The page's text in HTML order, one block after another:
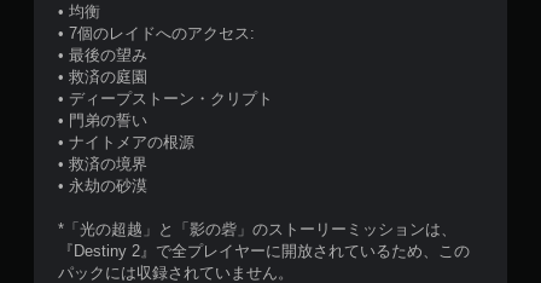
こ
と
な
く
ゲ
ー
ム
を
レ
イ
し
• 均衡
• 7個のレイドへのアクセス:
• 最後の望み
• 救済の庭園
• ディープストーン・クリプト
• 門弟の誓い
• ナイトメアの根源
• 救済の境界
• 永劫の砂漠
*「光の超越」と「影の砦」のストーリーミッションは、
『Destiny 2』で全プレイヤーに開放されているため、この
パックには収録されていません。